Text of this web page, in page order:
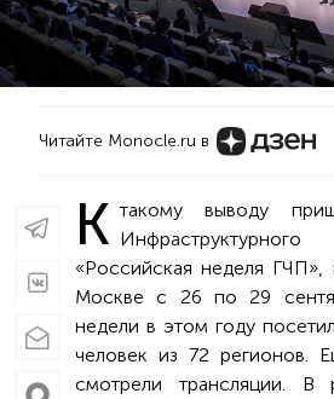
Читайте Monocle.ru в
К такому выводу
«Российская неделя
Москве с 26 по 29
недели в этом году
человек из 72 регионов.
смотрели трансляции. В